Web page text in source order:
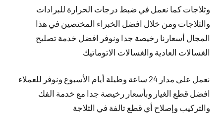
وثلاجات كما نعمل في ضبط درجات الحرارة للبرادات
والثلاجات ومن خلال افضل الخبراء المختصين في هذا
المجال أسعارنا رخيصة جدا ونوفر افضل خدمة تصليح
الغسالات العادية والغسالات الاتوماتيك
نعمل على مدار 24 ساعة وطيلة أيام الأسبوع ونوفر للعملاء
افضل قطع الغيار وبأسعار رخيصة جدا مع خدمة الفك
والتركيب وإصلاح أي قطع تالفة في الثلاجة